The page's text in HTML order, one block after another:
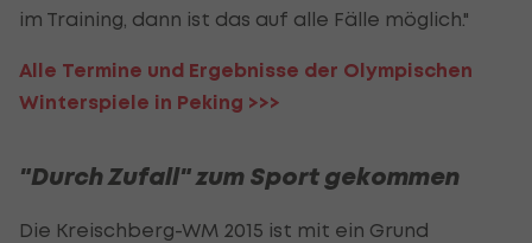
im Training, dann ist das auf alle Fälle möglich."
Alle Termine und Ergebnisse der Olympischen
Winterspiele in Peking >>>
"Durch Zufall" zum Sport gekommen
Die Kreischberg-WM 2015 ist mit ein Grund